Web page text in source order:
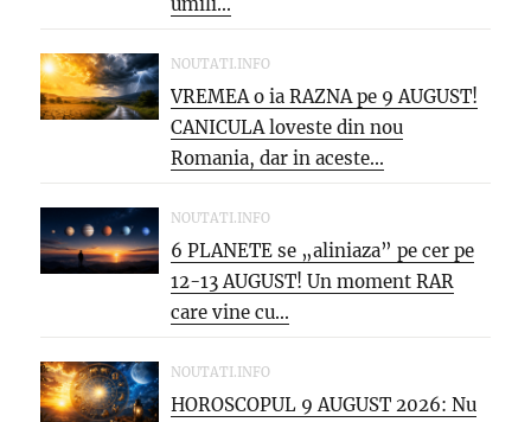
NOUTATI.INFO
VREMEA o ia RAZNA pe 9 AUGUST!
CANICULA loveste din nou
Romania, dar in aceste...
NOUTATI.INFO
6 PLANETE se „aliniaza” pe cer pe
12-13 AUGUST! Un moment RAR
care vine cu...
NOUTATI.INFO
HOROSCOPUL 9 AUGUST 2026: Nu